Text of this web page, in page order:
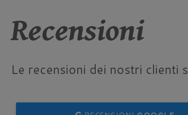
Recensioni
Le recensioni dei nostri clienti